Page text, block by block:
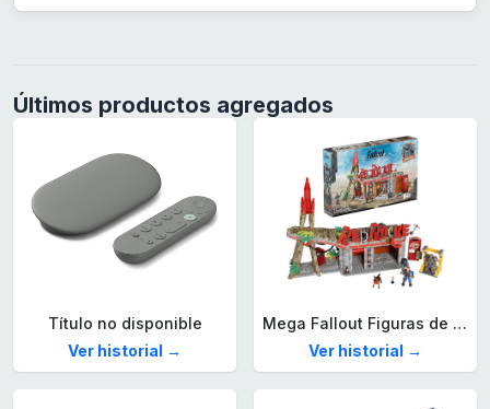
Últimos productos agregados
Título no disponible
Ver historial →
Mega Fallout Figuras de acción y Juguetes de construcción, Parada de Camiones Red Rocket con 824 Piezas, 2 Personajes articulados y Accesorios, para coleccionistas, HXT00
Ver historial →